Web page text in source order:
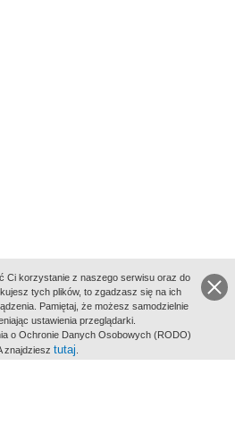
Ci korzystanie z naszego serwisu oraz do
tych plików, to zgadzasz się na ich
Pamiętaj, że możesz samodzielnie
ustawienia przeglądarki.
o Ochronie Danych Osobowych (RODO)
znajdziesz tutaj